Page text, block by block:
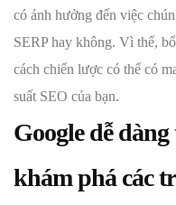
có ảnh hưởng đến việc
SERP hay không. Vì thế,
cách chiến lược có thể có
suất SEO của bạn.
Google dễ
khám phá các